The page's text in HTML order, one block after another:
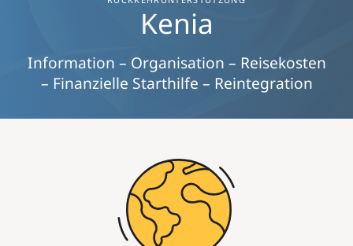
Kenia
Information – Organisation – Reisekosten
– Finanzielle Starthilfe – Reintegration